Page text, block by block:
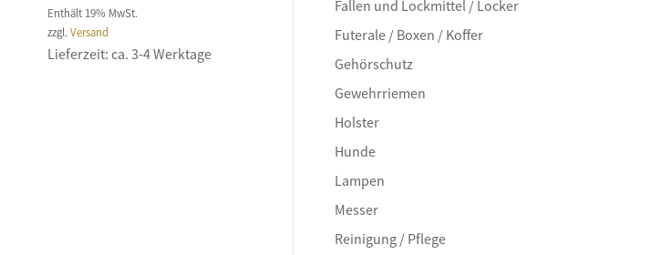
Enthält 19% MwSt.
zzgl.Versand
Lieferzeit: ca. 3-4 Werktage
Fallen und Lockmittel / Locker
Futerale / Boxen / Koffer
Gehörschutz
Gewehrriemen
Holster
Hunde
Lampen
Messer
Reinigung / Pflege